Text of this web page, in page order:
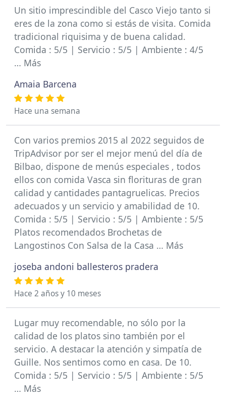
Un sitio imprescindible del Casco Viejo tanto si
eres de la zona como si estás de visita. Comida
tradicional riquisima y de buena calidad.
Comida : 5/5 | Servicio : 5/5 | Ambiente : 4/5
… Más
Amaia Barcena
Hace una semana
Con varios premios 2015 al 2022 seguidos de
TripAdvisor por ser el mejor menú del día de
Bilbao, dispone de menús especiales , todos
ellos con comida Vasca sin florituras de gran
calidad y cantidades pantagruelicas. Precios
adecuados y un servicio y amabilidad de 10.
Comida : 5/5 | Servicio : 5/5 | Ambiente : 5/5
Platos recomendados Brochetas de
Langostinos Con Salsa de la Casa … Más
joseba andoni ballesteros pradera
Hace 2 años y 10 meses
Lugar muy recomendable, no sólo por la
calidad de los platos sino también por el
servicio. A destacar la atención y simpatía de
Guille. Nos sentimos como en casa. De 10.
Comida : 5/5 | Servicio : 5/5 | Ambiente : 5/5
… Más